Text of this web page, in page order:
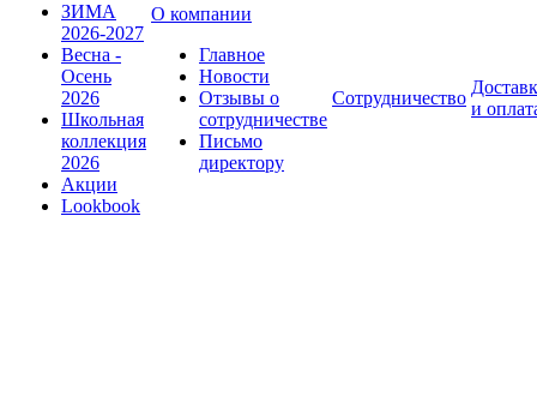
ЗИМА
2026-2027
Весна -
Осень
2026
Школьная
коллекция
2026
Акции
Lookbook
О компании
Главное
Новости
Отзывы о
сотрудничестве
Письмо
директору
Сотрудничество
и